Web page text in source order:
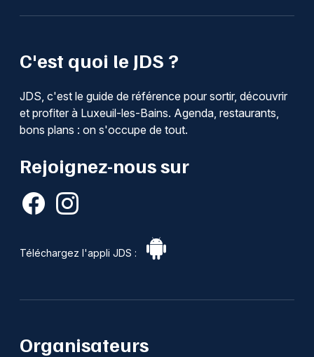
C'est quoi le JDS ?
JDS, c'est le guide de référence pour sortir, découvrir
et profiter à Luxeuil-les-Bains. Agenda, restaurants,
bons plans : on s'occupe de tout.
Rejoignez-nous sur
Téléchargez l'appli JDS :
Organisateurs